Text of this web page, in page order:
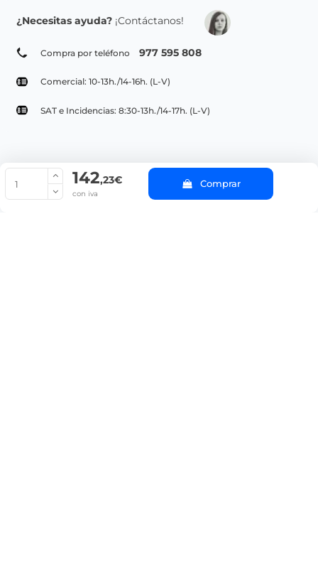
142,23€
con iva
Comprar
¿Necesitas ayuda? ¡Contáctanos!
Compra por teléfono 977 595 808
Comercial: 10-13h./14-16h. (L-V)
SAT e Incidencias: 8:30-13h./14-17h. (L-V)
© Copyright 2022 PepeBar.com |
Aviso legal y
Condiciones generales de compra |